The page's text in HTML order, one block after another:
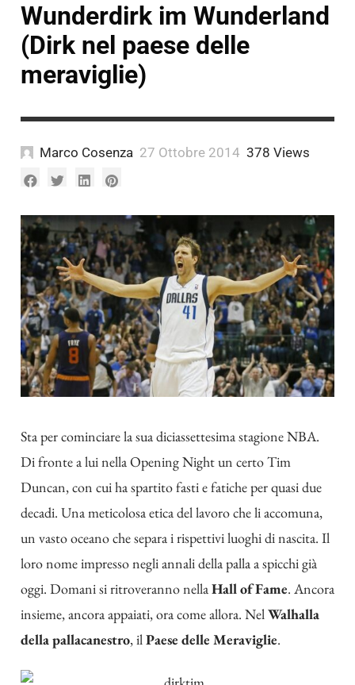
Wunderdirk im Wunderland
(Dirk nel paese delle
meraviglie)
Marco Cosenza 27 Ottobre 2014 378 Views
Sta per cominciare la sua diciassettesima stagione NBA.
Di fronte a lui nella Opening Night un certo Tim
Duncan, con cui ha spartito fasti e fatiche per quasi due
decadi. Una meticolosa etica del lavoro che li accomuna,
un vasto oceano che separa i rispettivi luoghi di nascita. Il
loro nome impresso negli annali della palla a spicchi già
oggi. Domani si ritroveranno nella Hall of Fame. Ancora
insieme, ancora appaiati, ora come allora. Nel Walhalla
della pallacanestro, il Paese delle Meraviglie.